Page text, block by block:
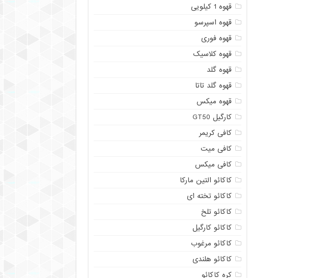
قهوه 1 کیلویی
قهوه اسپرسو
قهوه فوری
قهوه کلاسیک
قهوه گلد
قهوه گلد تاتا
قهوه میکس
کارگیل GT50
کافی کریمر
کافی میت
کافی میکس
کاکائو التین مارکا
کاکائو تخته ای
کاکائو تلخ
کاکائو کارگیل
کاکائو مرغوب
کاکائو هلندی
کره کاکائو